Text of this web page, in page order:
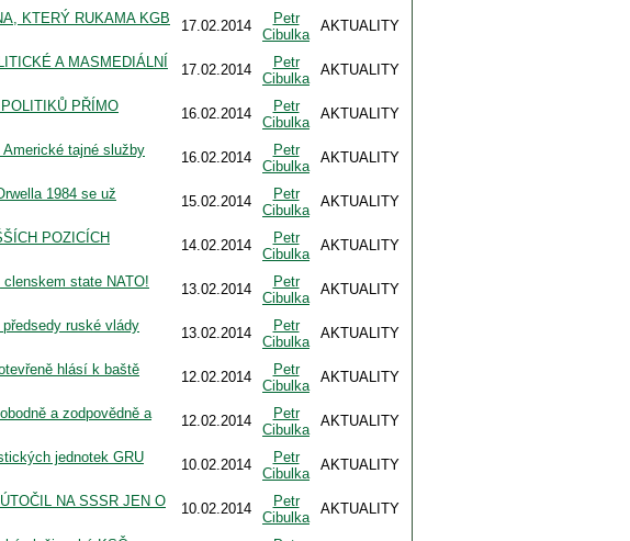
KTERÝ RUKAMA KGB
17.02.2014
Petr
Cibulka
AKTUALITY
A MASMEDIÁLNÍ
17.02.2014
Petr
Cibulka
AKTUALITY
PŘÍMO
16.02.2014
Petr
Cibulka
AKTUALITY
tajné služby
16.02.2014
Petr
Cibulka
AKTUALITY
1984 se už
15.02.2014
Petr
Cibulka
AKTUALITY
POZICÍCH
14.02.2014
Petr
Cibulka
AKTUALITY
state NATO!
13.02.2014
Petr
Cibulka
AKTUALITY
ruské vlády
13.02.2014
Petr
Cibulka
AKTUALITY
hlásí k baště
12.02.2014
Petr
Cibulka
AKTUALITY
a zodpovědně a
12.02.2014
Petr
Cibulka
AKTUALITY
jednotek GRU
10.02.2014
Petr
Cibulka
AKTUALITY
NA SSSR JEN O
10.02.2014
Petr
Cibulka
AKTUALITY